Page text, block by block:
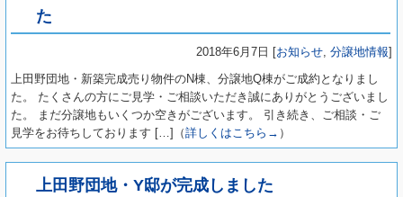
た
2018年6月7日 [お知らせ, 分譲地情報]
上田野団地・新築完成売り物件のN棟、分譲地Q棟がご成約となりまし
た。 たくさんの方にご見学・ご相談いただき誠にありがとうございまし
た。 まだ分譲地もいくつか空きがございます。 引き続き、ご相談・ご
見学をお待ちしております […]（詳しくはこちら→ ）
上田野団地・Y邸が完成しました